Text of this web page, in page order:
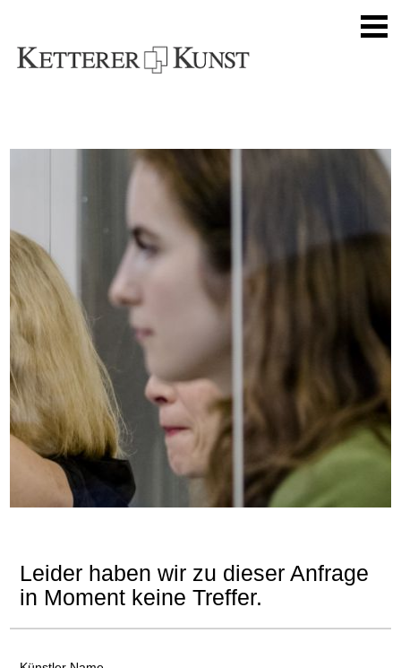
Leider haben wir zu dieser Anfrage
in Moment keine Treffer.